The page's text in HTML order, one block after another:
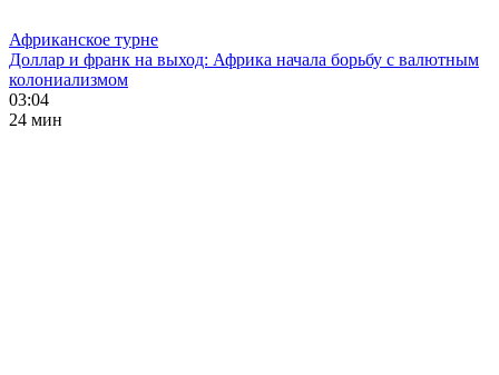
Африканское турне
Доллар и франк на выход: Африка начала борьбу с валютным
колониализмом
03:04
24 мин